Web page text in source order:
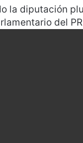
la diputación
del